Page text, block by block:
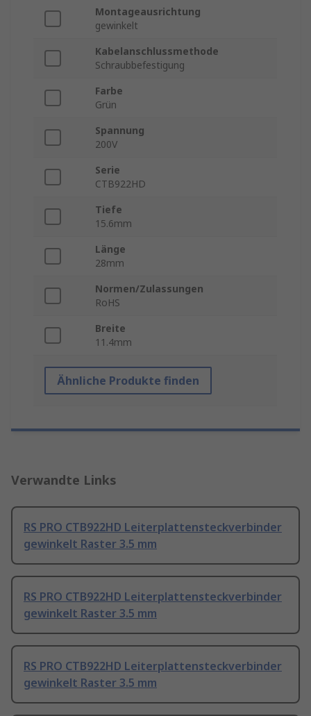
Montageausrichtung
gewinkelt
Kabelanschlussmethode
Schraubbefestigung
Farbe
Grün
Spannung
200V
Serie
CTB922HD
Tiefe
15.6mm
Länge
28mm
Normen/Zulassungen
RoHS
Breite
11.4mm
Ähnliche Produkte finden
Verwandte Links
RS PRO CTB922HD Leiterplattensteckverbinder
gewinkelt Raster 3.5 mm
RS PRO CTB922HD Leiterplattensteckverbinder
gewinkelt Raster 3.5 mm
RS PRO CTB922HD Leiterplattensteckverbinder
gewinkelt Raster 3.5 mm